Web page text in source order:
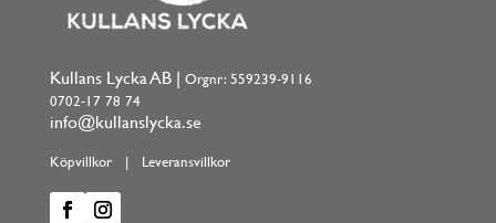
Kullans Lycka AB | Orgnr: 559239-9116
0702-17 78 74
info@kullanslycka.se
Köpvillkor| Leveransvillkor